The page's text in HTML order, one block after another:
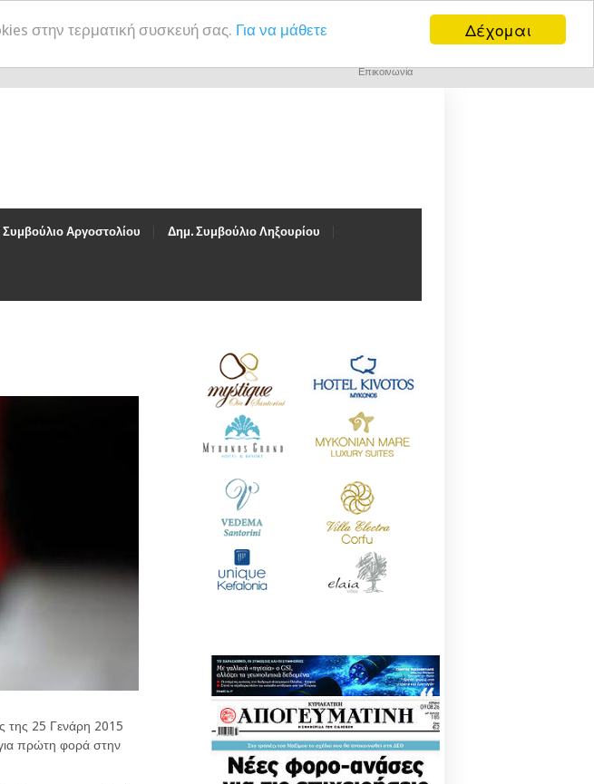
Δέχομαι
στην τερματική συσκευή σας. Για να μάθετε
Επικοινωνία
Αργοστολίου Δημ. Συμβούλιο Ληξουρίου
της 25 Γενάρη 2015
πρώτη φορά στην